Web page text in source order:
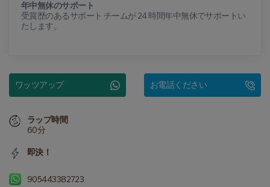
年中無休のサポート
受賞歴のあるサポート チームが 24 時間年中無休でサポートい
たします。
ワッツアップ お電話ください
ラップ時間
60分
即決！
905443382723